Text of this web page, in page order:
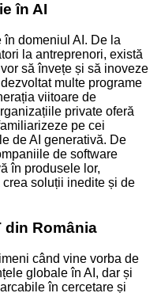
în AI
domeniul AI. De la
la antreprenori, există
să învețe și să inoveze
multe programe
viitoare de
private oferă
pe cei
de AI generativă. De
de software
în produsele lor,
soluții inedite și de
din România
când vine vorba de
globale în AI, dar și
în cercetare și